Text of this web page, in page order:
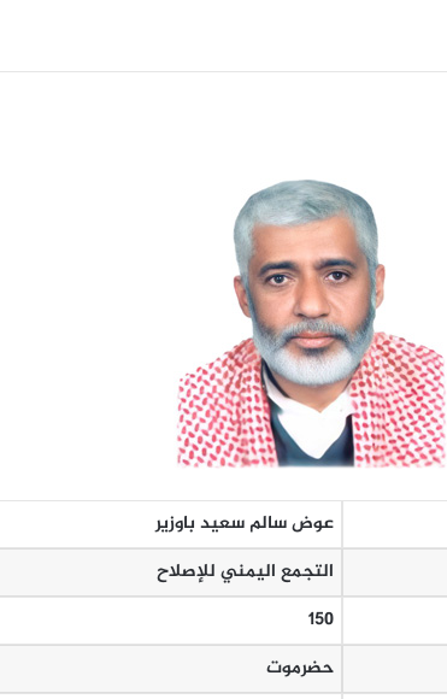
عوض سالم سعيد باوزير
التجمع اليمني للإصلاح
150
حضرموت